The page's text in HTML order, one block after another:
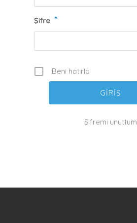
Şifre *
Beni hatırla
Şifremi unuttum